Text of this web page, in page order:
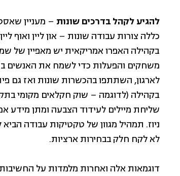
להגיע לקהל בדרכים שונות – מעניין
כללה צורות עבודה שונות – און ליין ואוף
בקהילה האפרו אמריקאית יש מאפיין של
משחקים והפעלות כדי לשמח את האנשים
לארגון, השתתפו בהכשרות שונות ואז גם
שליחת מיילים לעידוד הצבעה ומתן מידע
ניוז. תמהיל מגוון של טקטיקות עבודה
לא לקח חלק בבחירות ארציות.
דוגמאות אלה ואחרות מלמדות על החשיבות